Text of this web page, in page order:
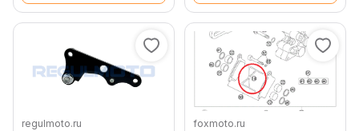
regulmoto.ru foxmoto.ru